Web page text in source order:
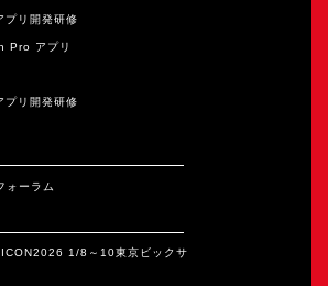
リ開発研修
Pro アプリ
リ開発研修
ォーラム
1/8～10東京ビックサ